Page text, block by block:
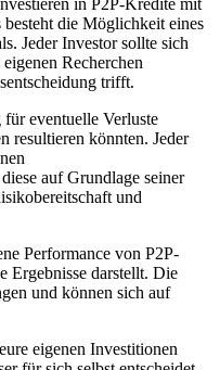
die Möglichkeit eines
Jeder Investor sollte sich
Recherchen
trifft.
eventuelle Verluste
resultieren könnten. Jeder
auf Grundlage seiner
und
Performance von P2P-
Ergebnisse darstellt. Die
und können sich auf
eigenen Investitionen